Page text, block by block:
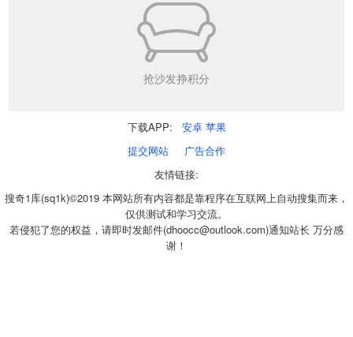
抢沙发挣积分
下载APP: 安卓 苹果
提交网站
广告合作
友情链接:
搜奇1库(sq1k)©2019 本网站所有内容都是靠程序在互联网上自动搜集而来，
仅供测试和学习交流。
若侵犯了您的权益，请即时发邮件(dhoocc@outlook.com)通知站长 万分感
谢！